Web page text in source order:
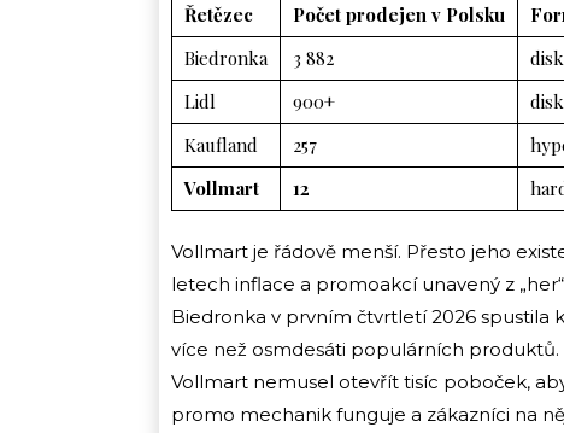
Řetězec Počet prodejen v Polsku
Biedronka
3 882
Lidl
900+
Kaufland
257
Vollmart
12
Vollmart je řádově menší. Přesto jeho
letech inflace a promoakcí unavený z
Biedronka v prvním čtvrtletí 2026 spustila
více než osmdesáti populárních produktů.
Vollmart nemusel otevřít tisíc poboček,
promo mechanik funguje a zákazníci na